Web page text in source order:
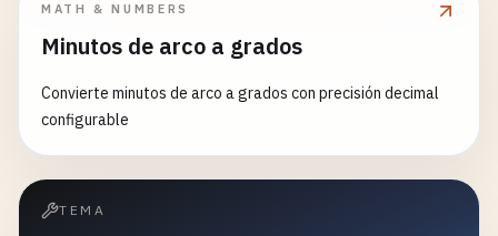
MATH & NUMBERS
Minutos de arco a grados
Convierte minutos de arco a grados con precisión decimal
configurable
TEMA